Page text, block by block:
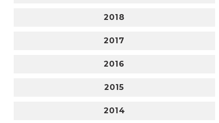
2018
2017
2016
2015
2014